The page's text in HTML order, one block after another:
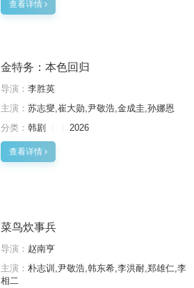
查看详情
金特务：本色回归
导演： 李胜英
主演： 苏志燮,崔大勋,尹敬浩,金成圭,孙娜恩
分类： 韩剧 2026
查看详情
菜鸟炊事兵
导演： 赵南亨
主演： 朴志训,尹敬浩,韩东希,李洪耐,郑雄仁,李
相二